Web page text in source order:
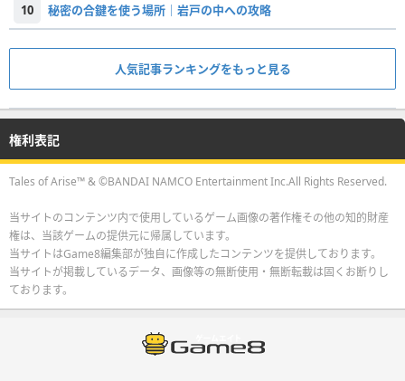
10 秘密の合鍵を使う場所｜岩戸の中への攻略
人気記事ランキングをもっと見る
権利表記
Tales of Arise™ & ©BANDAI NAMCO Entertainment Inc.All Rights Reserved.
当サイトのコンテンツ内で使用しているゲーム画像の著作権その他の知的財産
権は、当該ゲームの提供元に帰属しています。
当サイトはGame8編集部が独自に作成したコンテンツを提供しております。
当サイトが掲載しているデータ、画像等の無断使用・無断転載は固くお断りし
ております。